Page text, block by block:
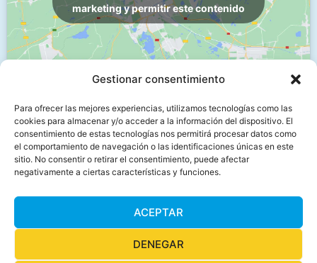
Gestionar consentimiento
Para ofrecer las mejores experiencias, utilizamos tecnologías como las
cookies para almacenar y/o acceder a la información del dispositivo. El
consentimiento de estas tecnologías nos permitirá procesar datos como
el comportamiento de navegación o las identificaciones únicas en este
sitio. No consentir o retirar el consentimiento, puede afectar
negativamente a ciertas características y funciones.
ACEPTAR
DENEGAR
marketing y permitir este contenido
Menú
Aviso legal
Política de privacidad
Política de cookies